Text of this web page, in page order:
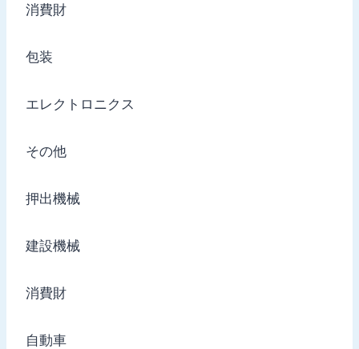
消費財
包装
エレクトロニクス
その他
押出機械
建設機械
消費財
自動車